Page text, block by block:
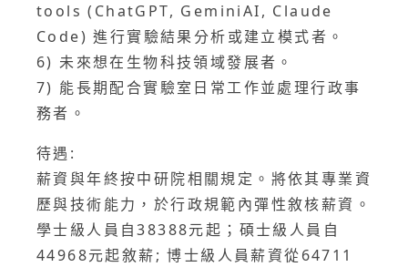
tools (ChatGPT, GeminiAI, Claude
Code) 進行實驗結果分析或建立模式者。
6) 未來想在生物科技領域發展者。
7) 能長期配合實驗室日常工作並處理行政事
務者。
待遇:
薪資與年終按中研院相關規定。將依其專業資
歷與技術能力，於行政規範內彈性敘核薪資。
學士級人員自38388元起；碩士級人員自
44968元起敘薪; 博士級人員薪資從64711